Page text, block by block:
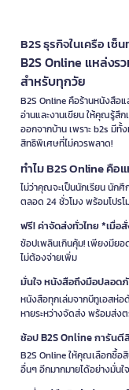
B2S ธุรกิจในเครือ เ
B2S Online แหล่งร
สำหรับทุกวัย
B2S Online คือร้านหนังสือ
อ่านและงานเขียน ให้คุณรู้สึ
ออกจากบ้าน เพราะ b2s มี
สิทธิพิเศษที่ไม่ควรพลาด!
ทำไม B2S Online คื
ไม่ว่าคุณจะเป็นนักเรียน นัก
ตลอด 24 ชั่วโมง พร้อมโปร
ฟรี! ค่าจัดส่งทั่วไทย *เมื่
ช้อปเพลินเกินคุ้ม! เพียงมีย
ไม่ต้องจ่ายเพิ่ม
มั่นใจ หนังสือถึงมือปลอด
หนังสือทุกเล่มจากบีทูเอสห่อ
หายระหว่างจัดส่ง พร้อมส่
ช้อป B2S Online การันตี
B2S Online ให้คุณเลือกซื้อสิ
อื่นๆ อีกมากมายได้อย่างมั่น